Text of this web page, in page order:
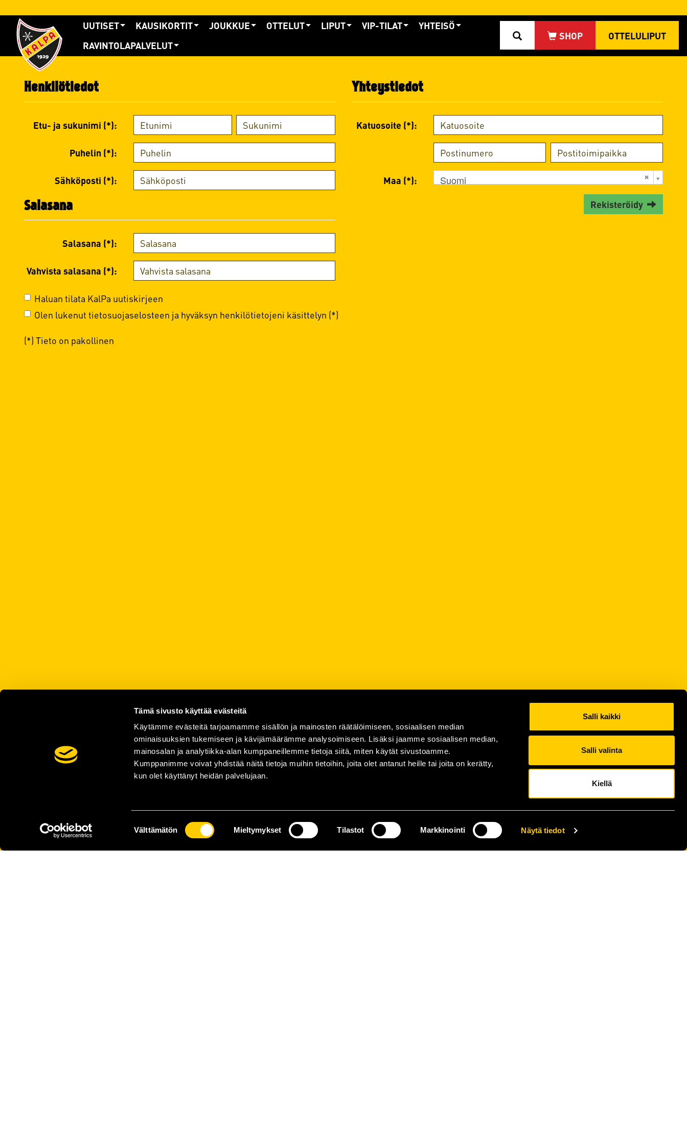
Tämä sivusto käyttää evästeitä
Käytämme evästeitä tarjoamamme sisällön ja mainosten räätälöimiseen, sosiaalisen median
ominaisuuksien tukemiseen ja kävijämäärämme analysoimiseen. Lisäksi jaamme sosiaalisen median,
mainosalan ja analytiikka-alan kumppaneillemme tietoja siitä, miten käytät sivustoamme.
Kumppanimme voivat yhdistää näitä tietoja muihin tietoihin, joita olet antanut heille tai joita on kerätty,
kun olet käyttänyt heidän palvelujaan.
Välttämätön Mieltymykset Tilastot Markkinointi Näytä tiedot
Salli kaikki
Salli valinta
Kiellä
OTTELULIPUT
UUTISET KAUSIKORTIT JOUKKUE OTTELUT LIPUT VIP-TILAT
YHTEISÖ
RAVINTOLAPALVELUT
Henkilötiedot
Etu- ja sukunimi (*):
Puhelin (*):
Sähköposti (*):
Salasana
Salasana (*):
Vahvista salasana (*):
Yhteystiedot
Katuosoite (*):
Maa (*): Suomi
Rekisteröidy
Haluan tilata KalPa uutiskirjeen
Olen lukenut tietosuojaselosteen ja hyväksyn henkilötietojeni käsittelyn (*)
(*) Tieto on pakollinen